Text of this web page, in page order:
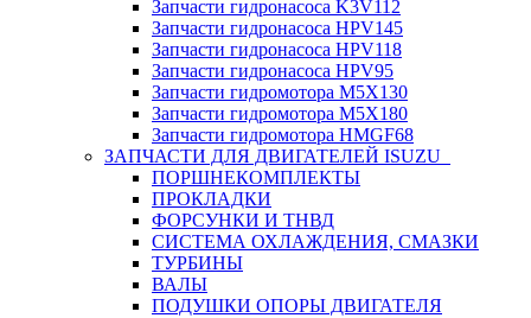
Запчасти гидронасоса K3V112
Запчасти гидронасоса HPV145
Запчасти гидронасоса HPV118
Запчасти гидронасоса HPV95
Запчасти гидромотора M5X130
Запчасти гидромотора M5X180
Запчасти гидромотора HMGF68
ЗАПЧАСТИ ДЛЯ ДВИГАТЕЛЕЙ ISUZU
ПОРШНЕКОМПЛЕКТЫ
ПРОКЛАДКИ
ФОРСУНКИ И ТНВД
СИСТЕМА ОХЛАЖДЕНИЯ, СМАЗКИ
ТУРБИНЫ
ВАЛЫ
ПОДУШКИ ОПОРЫ ДВИГАТЕЛЯ